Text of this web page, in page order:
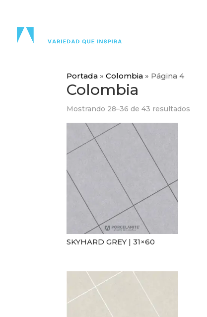
Portada »Colombia » Página 4
Colombia
Mostrando 28–36 de 43 resultados
SKYHARD GREY | 31×60